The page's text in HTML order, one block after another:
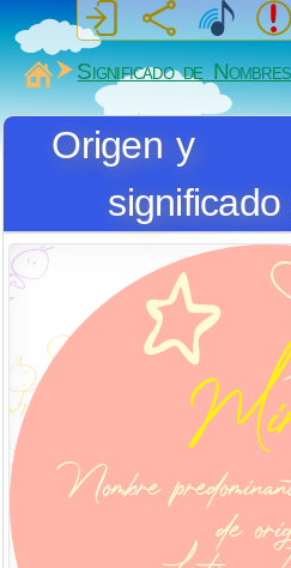
MiSabueso
Significado de Nombres
Origen y